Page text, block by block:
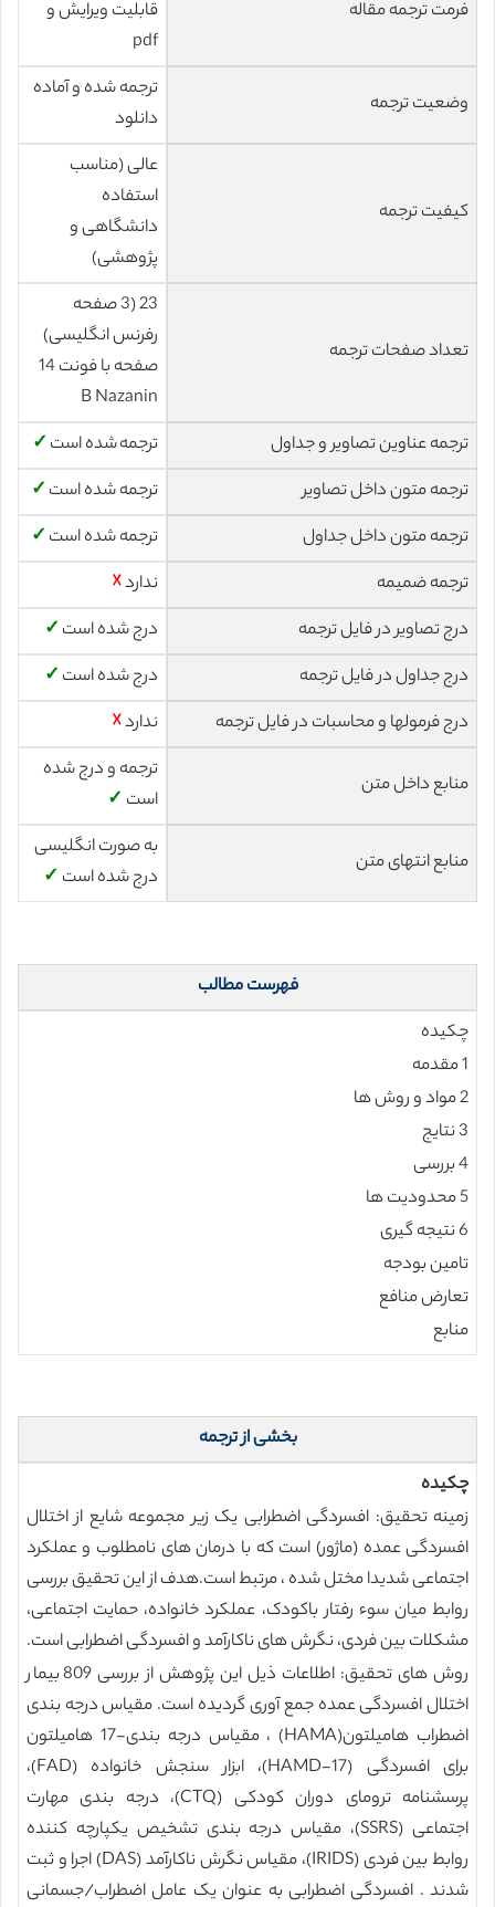
فرمت ترجمه مقاله
قابلیت ویرایش و
pdf
وضعیت ترجمه
ترجمه شده و آماده
دانلود
کیفیت ترجمه
عالی (مناسب
استفاده
دانشگاهی و
پژوهشی)
تعداد صفحات ترجمه
23 (3 صفحه
رفرنس انگلیسی)
صفحه با فونت 14
B Nazanin
ترجمه عناوین تصاویر و جداول
ترجمه شده است ✓
ترجمه متون داخل تصاویر
ترجمه شده است ✓
ترجمه متون داخل جداول
ترجمه شده است ✓
ترجمه ضمیمه
ندارد☓
درج تصاویر در فایل ترجمه
درج شده است ✓
درج جداول در فایل ترجمه
درج شده است ✓
درج فرمولها و محاسبات در فایل ترجمه
ندارد☓
منابع داخل متن
ترجمه و درج شده
است ✓
منابع انتهای متن
به صورت انگلیسی
درج شده است ✓
فهرست مطالب
چکیده
1 مقدمه
2 مواد و روش ها
3 نتایج
4 بررسی
5 محدودیت ها
6 نتیجه گیری
تامین بودجه
تعارض منافع
منابع
بخشی از ترجمه
چکیده
زمینه تحقیق: افسردگی اضطرابی یک زیر مجموعه شایع از اختلال
افسردگی عمده (ماژور) است که با درمان های نامطلوب و عملکرد
اجتماعی شدیدا مختل شده ، مرتبط است.هدف از این تحقیق بررسی
روابط میان سوء رفتار باکودک، عملکرد خانواده، حمایت اجتماعی،
مشکلات بین فردی، نگرش های ناکارآمد و افسردگی اضطرابی است.
روش های تحقیق: اطلاعات ذیل این پژوهش از بررسی 809 بیمار
اختلال افسردگی عمده جمع آوری گردیده است. مقیاس درجه بندی
اضطراب هامیلتون(HAMA) ، مقیاس درجه بندی-17 هامیلتون
برای افسردگی (HAMD-17)، ابزار سنجش خانواده (FAD)،
پرسشنامه ترومای دوران کودکی (CTQ)، درجه بندی مهارت
اجتماعی (SSRS)، مقیاس درجه بندی تشخیص يكپارچه کننده
روابط بین فردی (IRIDS)، مقیاس نگرش ناکارآمد (DAS) اجرا و ثبت
شدند . افسردگی اضطرابی به عنوان یک عامل اضطراب/جسمانی